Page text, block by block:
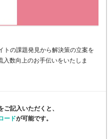
トの課題発見から解決策の立案を
数向上のお手伝いをいたしま
ご記入いただくと、
ードが可能です。